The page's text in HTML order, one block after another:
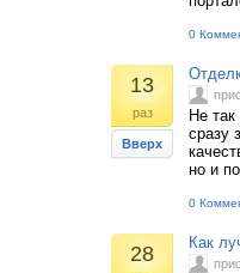
0
13
раз
Вверх
Не
сразу
но и
0
28 Как